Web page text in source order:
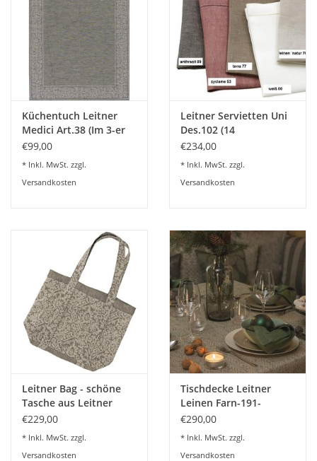
Küchentuch Leitner
Medici Art.38 (Im 3-er
Set) - 8 Farben lieferbar
€99,00
* Inkl. MwSt. zzgl.
Versandkosten
Leitner Servietten Uni
Des.102 (14
Wunschfarben)
€234,00
* Inkl. MwSt. zzgl.
Versandkosten
Leitner Bag - schöne
Tasche aus Leitner
Leinen -Des.220-89
€229,00
* Inkl. MwSt. zzgl.
Versandkosten
Tischdecke Leitner
Leinen Farn-191-
Ajoursaum
€290,00
* Inkl. MwSt. zzgl.
Versandkosten